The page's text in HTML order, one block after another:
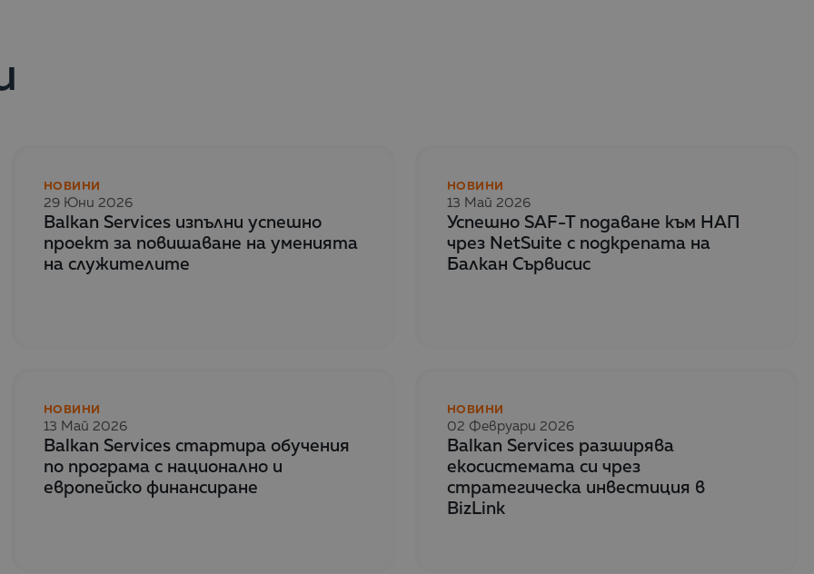
НОВИНИ
29 Юни 2026
Balkan Services изпълни успешно
проект за повишаване на уменията
на служителите
НОВИНИ
13 Май 2026
Успешно SAF-T подаване към НАП
чрез NetSuite с подкрепата на
Балкан Сървисис
НОВИНИ
13 Май 2026
Balkan Services стартира обучения
по програма с национално и
европейско финансиране
НОВИНИ
02 Февруари 2026
Balkan Services разширява
екосистемата си чрез
стратегическа инвестиция в
BizLink